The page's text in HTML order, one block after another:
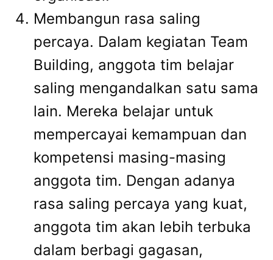
Membangun rasa saling
percaya. Dalam kegiatan Team
Building, anggota tim belajar
saling mengandalkan satu sama
lain. Mereka belajar untuk
mempercayai kemampuan dan
kompetensi masing-masing
anggota tim. Dengan adanya
rasa saling percaya yang kuat,
anggota tim akan lebih terbuka
dalam berbagi gagasan,